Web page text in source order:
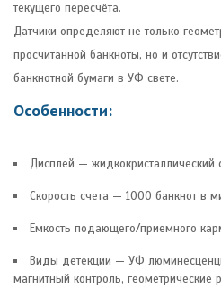
текущего пересчёта.
Датчики определяют не только
просчитанной банкноты, но и
банкнотной бумаги в УФ свете.
Особенности:
Дисплей — жидкокристаллический
Скорость счета — 1000 банкнот в
Емкость подающего/приемного
Виды детекции — УФ
магнитный контроль, геометрические